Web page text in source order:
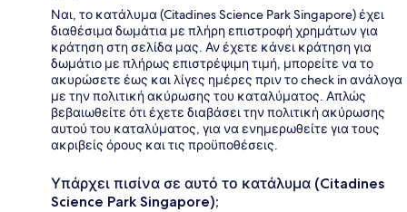
Ναι, το κατάλυμα (Citadines Science Park Singapore) έχει
διαθέσιμα δωμάτια με πλήρη επιστροφή χρημάτων για
κράτηση στη σελίδα μας. Αν έχετε κάνει κράτηση για
δωμάτιο με πλήρως επιστρέψιμη τιμή, μπορείτε να το
ακυρώσετε έως και λίγες ημέρες πριν το check in ανάλογα
με την πολιτική ακύρωσης του καταλύματος. Απλώς
βεβαιωθείτε ότι έχετε διαβάσει την πολιτική ακύρωσης
αυτού του καταλύματος, για να ενημερωθείτε για τους
ακριβείς όρους και τις προϋποθέσεις.
Υπάρχει πισίνα σε αυτό το κατάλυμα (Citadines
Science Park Singapore);